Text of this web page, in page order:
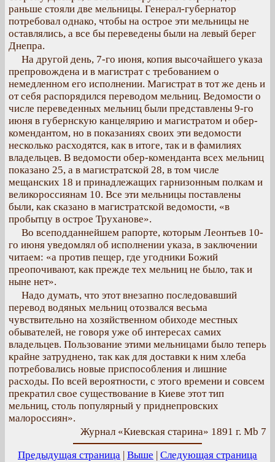
раньше стояли две мельницы. Генерал-губернатор
потребовал однако, чтобы на острое эти мельницы не
оставлялись, а все бы переведены были на левый берег
Днепра.
На другой день, 7-го июня, копия высочайшего указа
препровождена и в магистрат с требованием о
немедленном его исполнении. Магистрат в тот же день и
от себя распорядился переводом мельниц. Ведомости о
числе переведенных мельниц были представлены 9-го
июня в губернскую канцелярию и магистратом и обер-
комендантом, но в показаниях своих эти ведомости
несколько расходятся, как в итоге, так и в фамилиях
владельцев. В ведомости обер-коменданта всех мельниц
показано 25, а в магистратской 28, в том числе
мещанских 18 и принадлежащих гарнизонным полкам и
великороссиянам 10. Все эти мельницы поставлены
были, как сказано в магистратской ведомости, «в
пробытцу в острое Труханове».
Во всеподданнейшем рапорте, которым Леонтьев 10-
го июня уведомлял об исполнении указа, в заключении
читаем: «а против пещер, где угодники Божий
преопочивают, как прежде тех мельниц не было, так и
ныне нет».
Надо думать, что этот внезапно последовавший
перевод водяных мельниц отозвался весьма
чувствительно на хозяйственном обиходе местных
обывателей, не говоря уже об интересах самих
владельцев. Пользование этими мельницами было теперь
крайне затруднено, так как для доставки к ним хлеба
потребовались новые приспособления и лишние
расходы. По всей вероятности, с этого времени и совсем
прекратил свое существование в Киеве этот тип
мельниц, столь популярный у приднепровских
малороссиян».
Журнал «Киевская старина» 1891 г. Mb 7
Предыдущая страница | Выше | Следующая страница